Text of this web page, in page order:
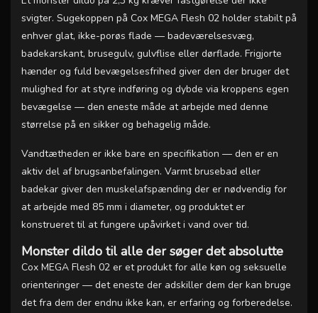
svigter. Sugekoppen på Cox MEGA Flesh 02 holder stabilt på
enhver glat, ikke-porøs flade — badeværelsesvæg,
badekarskant, brusegulv, gulvflise eller dørflade. Frigjorte
hænder og fuld bevægelsesfrihed giver den der bruger det
mulighed for at styre indføring og dybde via kroppens egen
bevægelse — den eneste måde at arbejde med denne
størrelse på en sikker og behagelig måde.
Vandtætheden er ikke bare en specifikation — den er en
aktiv del af brugsanbefalingen. Varmt brusebad eller
badekar giver den muskelafspænding der er nødvendig for
at arbejde med 85 mm i diameter, og produktet er
konstrueret til at fungere upåvirket i vand over tid.
Monster dildo til alle der søger det absolutte
Cox MEGA Flesh 02 er et produkt for alle køn og seksuelle
orienteringer — det eneste der adskiller dem der kan bruge
det fra dem der endnu ikke kan, er erfaring og forberedelse.